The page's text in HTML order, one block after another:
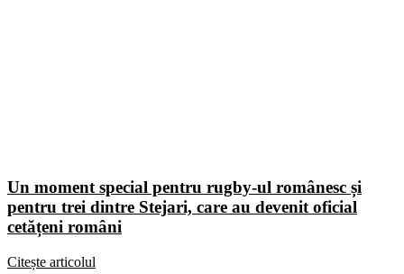
Un moment special pentru rugby-ul românesc și
pentru trei dintre Stejari, care au devenit oficial
cetățeni români
Citește articolul